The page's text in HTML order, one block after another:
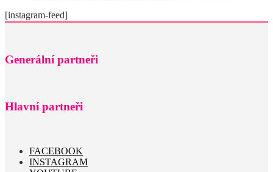
[instagram-feed]
Generální partneři
Hlavní partneři
FACEBOOK
INSTAGRAM